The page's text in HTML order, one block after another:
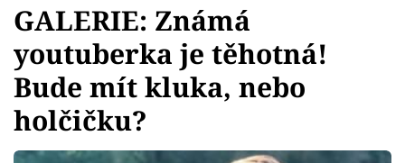
Témata
Showbyznys
Youtubeři
GALERIE: Známá
youtuberka je těhotná!
Bude mít kluka, nebo
holčičku?